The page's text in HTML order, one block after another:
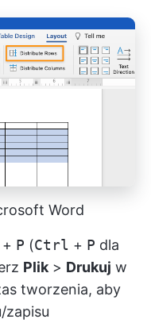
Word
+ P (Ctrl + P dla
Plik > Drukuj w
tworzenia, aby
zapisu